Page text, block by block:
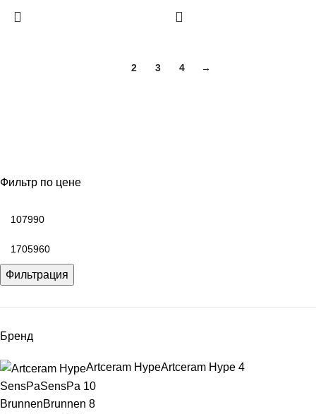
Фильтр по цене
Фильтрация
Бренд
Artceram HypeArtceram Hype 4
SensPaSensPa 10
BrunnenBrunnen 8
2 3 4 →